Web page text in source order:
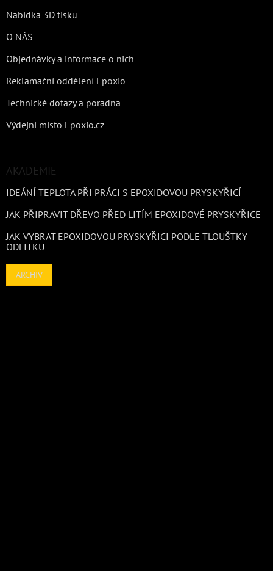
Nabídka 3D tisku
O NÁS
Objednávky a informace o nich
Reklamační oddělení Epoxio
Technické dotazy a poradna
Výdejní místo Epoxio.cz
AKADEMIE
IDEÁNÍ TEPLOTA PŘI PRÁCI S EPOXIDOVOU PRYSKYŘICÍ
JAK PŘIPRAVIT DŘEVO PŘED LITÍM EPOXIDOVÉ PRYSKYŘICE
JAK VYBRAT EPOXIDOVOU PRYSKYŘICI PODLE TLOUŠTKY
ODLITKU
ARCHIV